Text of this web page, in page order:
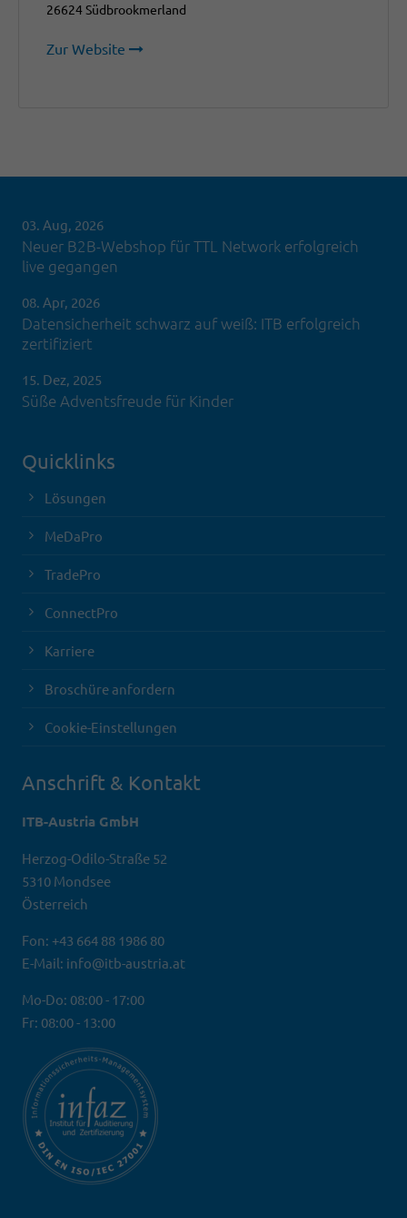
26624 Südbrookmerland
Zur Website
03. Aug, 2026
Neuer B2B-Webshop für TTL Network erfolgreich
live gegangen
08. Apr, 2026
Datensicherheit schwarz auf weiß: ITB erfolgreich
zertifiziert
15. Dez, 2025
Süße Adventsfreude für Kinder
Quicklinks
Lösungen
MeDaPro
TradePro
ConnectPro
Karriere
Broschüre anfordern
Cookie-Einstellungen
Anschrift & Kontakt
ITB-Austria GmbH
Herzog-Odilo-Straße 52
5310 Mondsee
Österreich
Fon: +43 664 88 1986 80
E-Mail: info@itb-austria.at
Mo-Do: 08:00 - 17:00
Fr: 08:00 - 13:00